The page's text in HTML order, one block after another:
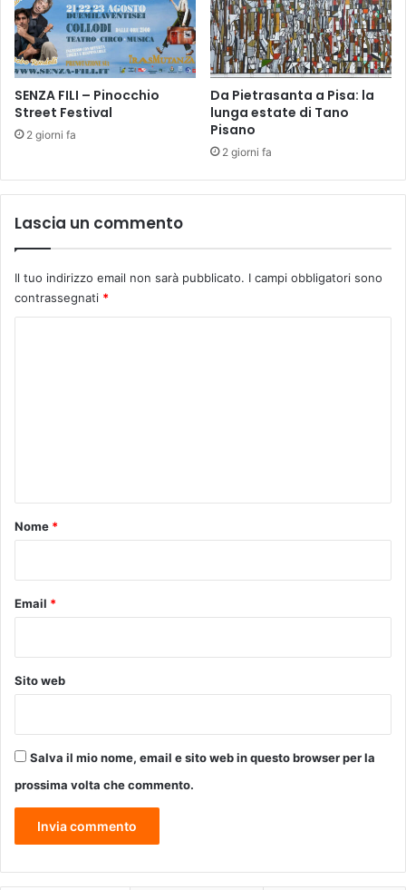
i
a
n
o
m
o
b
à
e
o
s
t
r
a
𝐑
𝐀
𝐃
𝐄
𝐋
𝐋
𝐀
𝐀
𝐍
𝐔
𝐦
𝐢
𝐫
𝐮
𝐨
𝐯
SENZA FILI – Pinocchio
Street Festival
2 giorni fa
Da Pietrasanta a Pisa: la
lunga estate di Tano
Pisano
2 giorni fa
Lascia un commento
Il tuo indirizzo email non sarà pubblicato. I campi obbligatori sono
contrassegnati *
o
Nome *
Email *
Sito web
Salva il mio nome, email e sito web in questo browser per la
prossima volta che commento.